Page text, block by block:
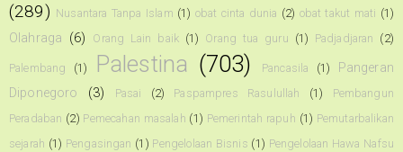
(289) Nusantara Tanpa Islam (1) obat cinta dunia (2) obat takut mati (1)
Olahraga (6) Orang Lain baik (1) Orang tua guru (1) Padjadjaran (2)
Palembang (1) Palestina (703) Pancasila (1)
Pangeran
Diponegoro
(3) Pasai (2) Paspampres Rasulullah (1)
Pembangun
Peradaban (2) Pemecahan masalah (1) Pemerintah rapuh (1) Pemutarbalikan
sejarah (1) Pengasingan (1) Pengelolaan Bisnis (1) Pengelolaan Hawa Nafsu